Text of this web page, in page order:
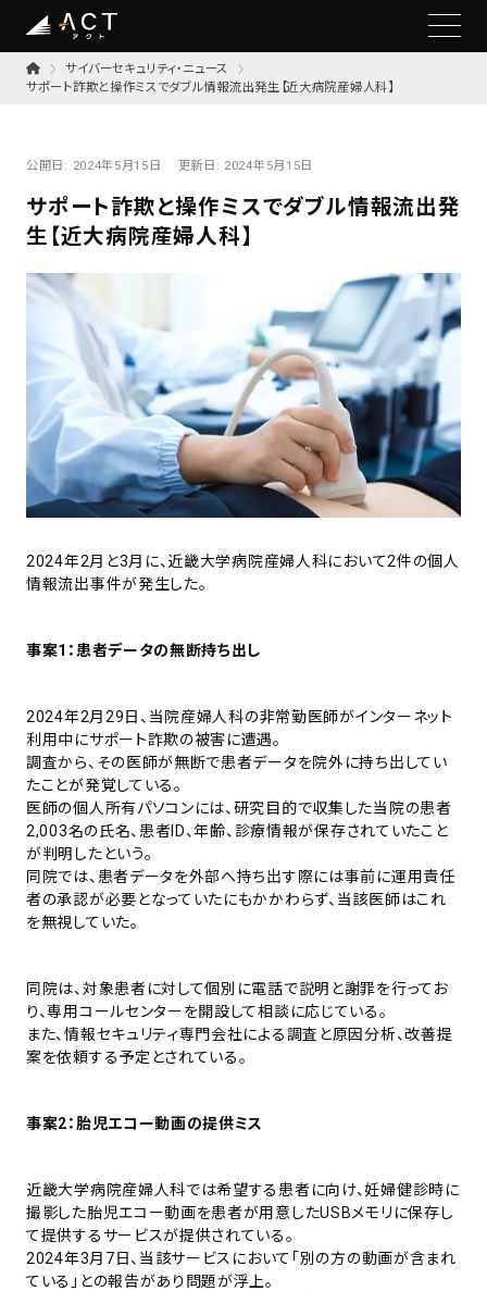
サイバーセキュリティ・ニュース
サポート詐欺と操作ミスでダブル情報流出発生【近大病院産婦人科】
公開日: 2024年5月15日 更新日: 2024年5月15日
サポート詐欺と操作ミスでダブル情報流出発
生【近大病院産婦人科】
2024年2月と3月に、近畿大学病院産婦人科において2件の個人
情報流出事件が発生した。
事案1：患者データの無断持ち出し
2024年2月29日、当院産婦人科の非常勤医師がインターネット
利用中にサポート詐欺の被害に遭遇。
調査から、その医師が無断で患者データを院外に持ち出してい
たことが発覚している。
医師の個人所有パソコンには、研究目的で収集した当院の患者
2,003名の氏名、患者ID、年齢、診療情報が保存されていたこと
が判明したという。
同院では、患者データを外部へ持ち出す際には事前に運用責任
者の承認が必要となっていたにもかかわらず、当該医師はこれ
を無視していた。
同院は、対象患者に対して個別に電話で説明と謝罪を行ってお
り、専用コールセンターを開設して相談に応じている。
また、情報セキュリティ専門会社による調査と原因分析、改善提
案を依頼する予定とされている。
事案2：胎児エコー動画の提供ミス
近畿大学病院産婦人科では希望する患者に向け、妊婦健診時に
撮影した胎児エコー動画を患者が用意したUSBメモリに保存し
て提供するサービスが提供されている。
2024年3月7日、当該サービスにおいて「別の方の動画が含まれ
ている」との報告があり問題が浮上。